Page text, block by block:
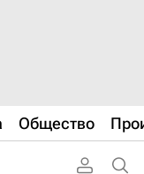
Общество